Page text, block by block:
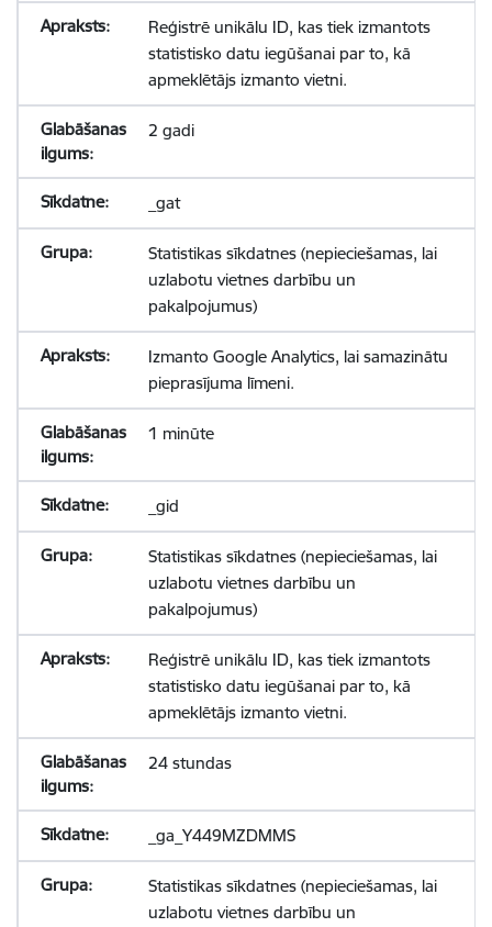
Reģistrē unikālu ID, kas tiek izmantots
statistisko datu iegūšanai par to, kā
apmeklētājs izmanto vietni.
2 gadi
_gat
Statistikas sīkdatnes (nepieciešamas, lai
uzlabotu vietnes darbību un
pakalpojumus)
Izmanto Google Analytics, lai samazinātu
pieprasījuma līmeni.
1 minūte
_gid
Statistikas sīkdatnes (nepieciešamas, lai
uzlabotu vietnes darbību un
pakalpojumus)
Reģistrē unikālu ID, kas tiek izmantots
statistisko datu iegūšanai par to, kā
apmeklētājs izmanto vietni.
24 stundas
_ga_Y449MZDMMS
Statistikas sīkdatnes (nepieciešamas, lai
uzlabotu vietnes darbību un